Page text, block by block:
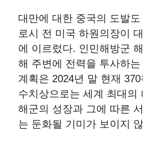
대만에 대한 중국의 도발
로시 전 미국 하원의장이
에 이르렀다. 인민해방군
해 주변에 전력을 투사하
계획은 2024년 말 현재
수치상으로는 세계 최대의
해군의 성장과 그에 따른
는 둔화될 기미가 보이지